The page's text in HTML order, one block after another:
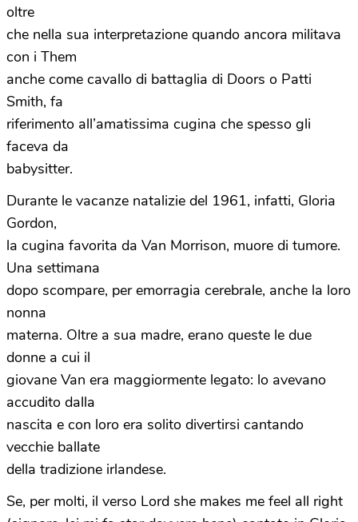
oltre
che nella sua interpretazione quando ancora militava
con i Them
anche come cavallo di battaglia di Doors o Patti
Smith, fa
riferimento all’amatissima cugina che spesso gli
faceva da
babysitter.
Durante le vacanze natalizie del 1961, infatti, Gloria
Gordon,
la cugina favorita da Van Morrison, muore di tumore.
Una settimana
dopo scompare, per emorragia cerebrale, anche la loro
nonna
materna. Oltre a sua madre, erano queste le due
donne a cui il
giovane Van era maggiormente legato: lo avevano
accudito dalla
nascita e con loro era solito divertirsi cantando
vecchie ballate
della tradizione irlandese.
Se, per molti, il verso Lord she makes me feel all right